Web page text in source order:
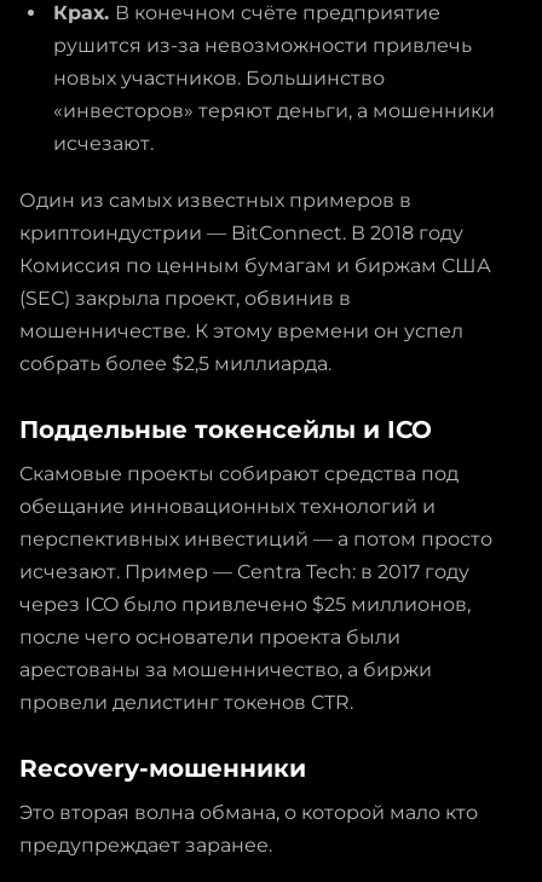
Крах. В конечном счёте предприятие
рушится из-за невозможности привлечь
новых участников. Большинство
«инвесторов» теряют деньги, а мошенники
исчезают.
Один из самых известных примеров в
криптоиндустрии — BitConnect. В 2018 году
Комиссия по ценным бумагам и биржам США
(SEC) закрыла проект, обвинив в
мошенничестве. К этому времени он успел
собрать более $2,5 миллиарда.
Поддельные токенсейлы и ICO
Скамовые проекты собирают средства под
обещание инновационных технологий и
перспективных инвестиций — а потом просто
исчезают. Пример — Centra Tech: в 2017 году
через ICO было привлечено $25 миллионов,
после чего основатели проекта были
арестованы за мошенничество, а биржи
провели делистинг токенов CTR.
Recovery-мошенники
Это вторая волна обмана, о которой мало кто
предупреждает заранее.